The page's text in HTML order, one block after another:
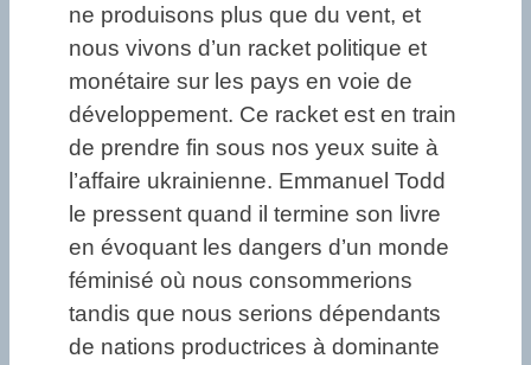
ne produisons plus que du vent, et
nous vivons d’un racket politique et
monétaire sur les pays en voie de
développement. Ce racket est en train
de prendre fin sous nos yeux suite à
l’affaire ukrainienne. Emmanuel Todd
le pressent quand il termine son livre
en évoquant les dangers d’un monde
féminisé où nous consommerions
tandis que nous serions dépendants
de nations productrices à dominante